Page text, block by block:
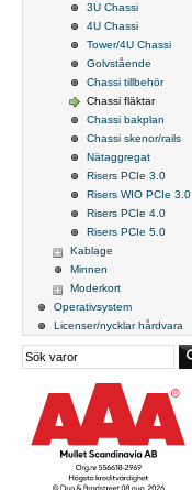
3U Chassi
4U Chassi
Tower/4U Chassi
Golvstående
Chassi tillbehör
Chassi fläktar
Chassi bakplan
Chassi skenor/rails
Nätaggregat
Risers PCIe 3.0
Risers WIO PCIe 3.0
Risers PCIe 4.0
Risers PCIe 5.0
Kablage
Minnen
Moderkort
Operativsystem
Licenser/nycklar hårdvara